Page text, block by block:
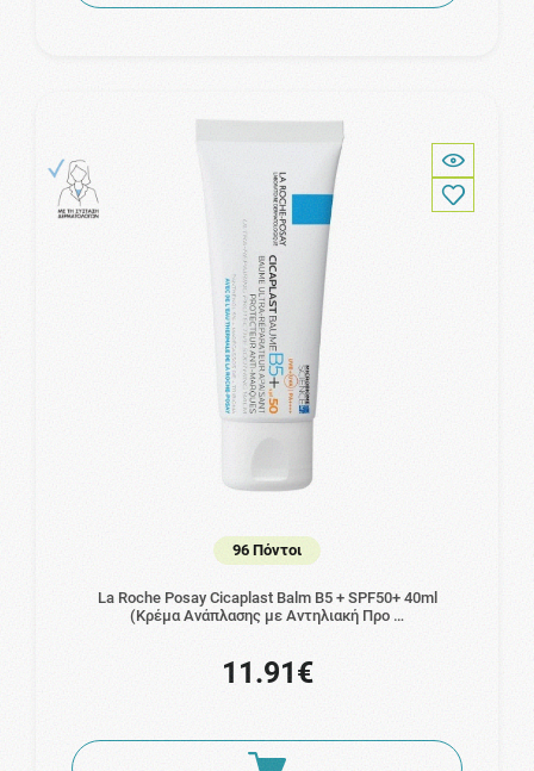
96 Πόντοι
La Roche Posay Cicaplast Balm B5 + SPF50+ 40ml
(Κρέμα Ανάπλασης με Αντηλιακή Προ …
11.91€